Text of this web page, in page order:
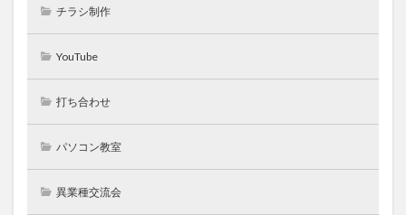
チラシ制作
YouTube
打ち合わせ
パソコン教室
異業種交流会